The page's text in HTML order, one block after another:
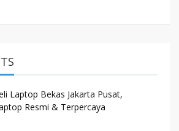
Laptop Bekas Jakarta Pusat,
Resmi & Terpercaya